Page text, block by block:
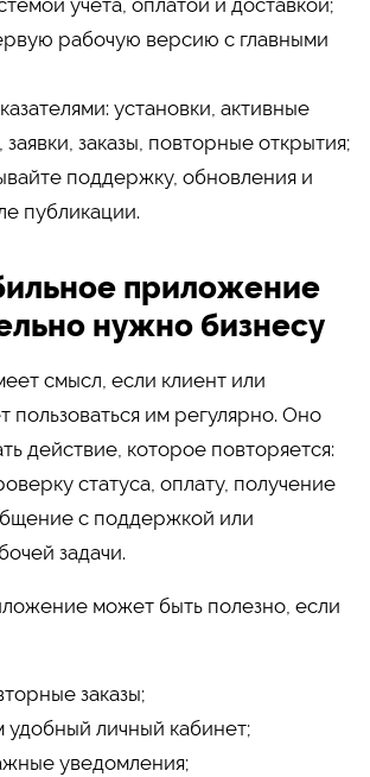
учета, оплатой и доставкой;
рабочую версию с главными
установки, активные
заявки, заказы, повторные открытия;
поддержку, обновления и
публикации.
приложение
нужно бизнесу
смысл, если клиент или
пользоваться им регулярно. Оно
действие, которое повторяется:
статуса, оплату, получение
с поддержкой или
задачи.
может быть полезно, если
заказы;
удобный личный кабинет;
уведомления;